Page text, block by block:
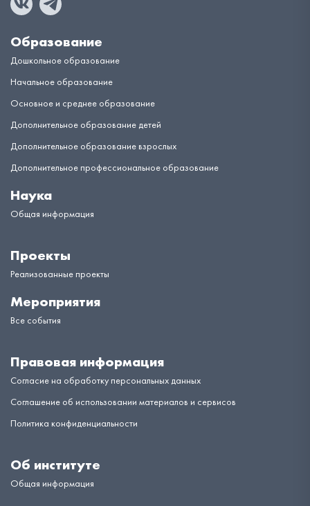
Образование
Дошкольное образование
Начальное образование
Основное и среднее образование
Дополнительное образование детей
Дополнительное образование взрослых
Дополнительное профессиональное образование
Наука
Общая информация
Проекты
Реализованные проекты
Мероприятия
Все события
Правовая информация
Согласие на обработку персональных данных
Соглашение об использовании материалов и сервисов
Политика конфиденциальности
Об институте
Общая информация